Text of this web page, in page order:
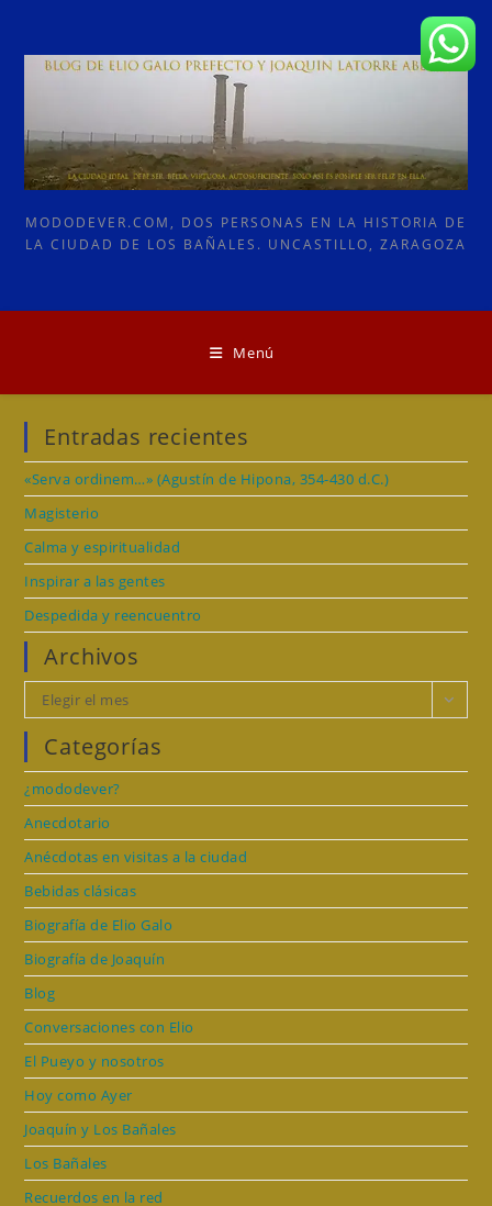
contenido
MODODEVER.COM, DOS PERSONAS EN LA HISTORIA DE
LA CIUDAD DE LOS BAÑALES. UNCASTILLO, ZARAGOZA
Menú
Entradas recientes
«Serva ordinem…» (Agustín de Hipona, 354-430 d.C.)
Magisterio
Calma y espiritualidad
Inspirar a las gentes
Despedida y reencuentro
Archivos
Archivos
Elegir el mes
Categorías
¿mododever?
Anecdotario
Anécdotas en visitas a la ciudad
Bebidas clásicas
Biografía de Elio Galo
Biografía de Joaquín
Blog
Conversaciones con Elio
El Pueyo y nosotros
Hoy como Ayer
Joaquín y Los Bañales
Los Bañales
Recuerdos en la red